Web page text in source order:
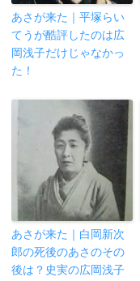
あさが来た｜平塚らい
てうが酷評したのは広
岡浅子だけじゃなかっ
た！
あさが来た｜白岡新次
郎の死後のあさのその
後は？史実の広岡浅子